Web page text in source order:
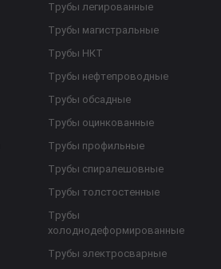
Трубы легированные
Трубы магистральные
Трубы НКТ
Трубы нефтепроводные
Трубы обсадные
Трубы оцинкованные
Трубы профильные
Трубы спиралешовные
Трубы толстостенные
Трубы
холоднодеформированные
Трубы электросварные